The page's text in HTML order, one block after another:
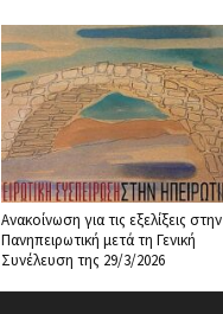
Ανακοίνωση για τις εξελίξεις στην
Πανηπειρωτική μετά τη Γενική
Συνέλευση της 29/3/2026